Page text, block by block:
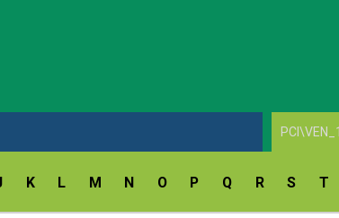
K L M N O P Q R S T